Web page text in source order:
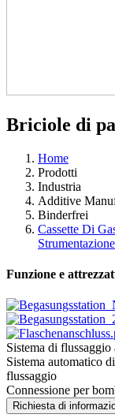
Briciole di
Home
Prodotti
Industria
Additive
Binderfrei
Cassette Di
Funzione e
Sistema di
Sistema automatico
flussaggio
Connessione per
Richiesta di